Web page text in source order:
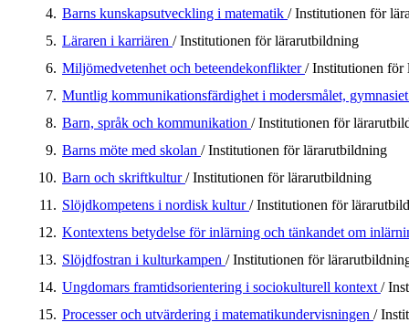
4. Barns kunskapsutveckling i matematik / Institutionen för
5. Läraren i karriären / Institutionen för lärarutbildning
6. Miljömedvetenhet och beteendekonflikter/ Institutionen för
7. Muntlig kommunikationsfärdighet i modersmålet,
8. Barn, språk och kommunikation / Institutionen för
9. Barns möte med skolan / Institutionen för lärarutbildning
10. Barn och skriftkultur/ Institutionen för lärarutbildning
11. Slöjdkompetens i nordisk kultur/ Institutionen för
12. Kontextens betydelse för inlärning och tänkandet om
13. Slöjdfostran i kulturkampen / Institutionen för
14. Ungdomars framtidsorientering i sociokulturell kontext/
15. Processer och utvärdering i matematikundervisningen /